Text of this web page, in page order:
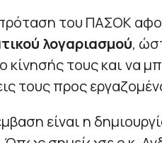
του ΠΑΣΟΚ
λογαριασμού,
κίνησής τους και να
τους προς
είναι η